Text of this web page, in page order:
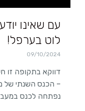
עם שאינו
לוט בערפל!
09/10/2024
דווקא בתקופה זו
– הכנס השנתי של
נפתחה לכנס